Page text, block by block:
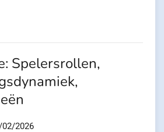
Spelersrollen,
02/2026